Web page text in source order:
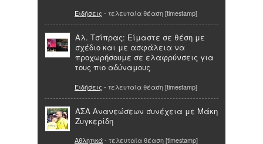
Ειδήσεις - τελευταία θέαση [timestamp]
Αλ. Τσίπρας: Είμαστε σε θέση με
σχέδιο και με ασφάλεια να
προχωρήσουμε σε ελαφρύνσεις για
τους πιο αδύναμους
Ειδήσεις - τελευταία θέαση [timestamp]
ΑΣΑ Aνανεώσεων συνέχεια με Μάκη
Ζυγκερίδη
Αθλητικά- τελευταία θέαση [timestamp]